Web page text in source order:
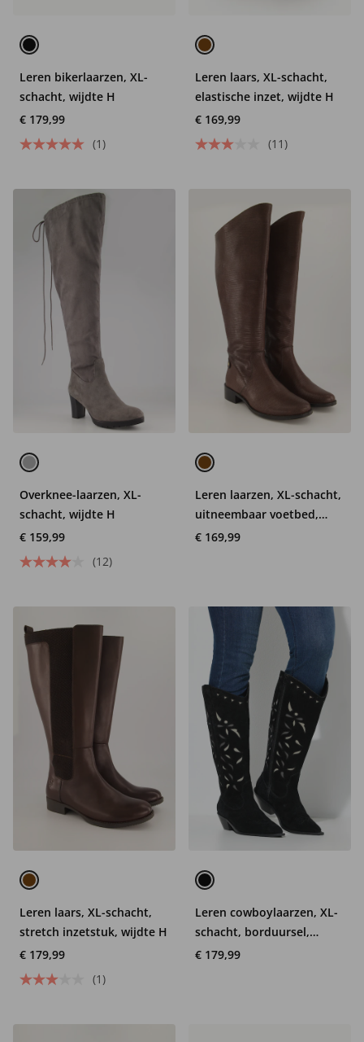
Leren bikerlaarzen, XL-
schacht, wijdte H
€ 179,99
(1)
Leren laars, XL-schacht,
elastische inzet, wijdte H
€ 169,99
(11)
Overknee-laarzen, XL-
schacht, wijdte H
€ 159,99
(12)
Leren laarzen, XL-schacht,
uitneembaar voetbed,
wijdte H
€ 169,99
Leren laars, XL-schacht,
stretch inzetstuk, wijdte H
€ 179,99
(1)
Leren cowboylaarzen, XL-
schacht, borduursel,
wijdte H
€ 179,99